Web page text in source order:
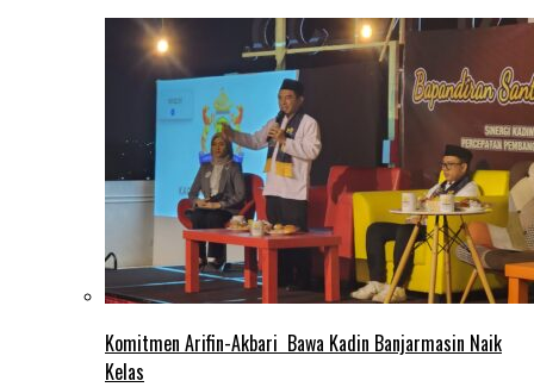
Komitmen Arifin-Akbari Bawa Kadin Banjarmasin Naik
Kelas